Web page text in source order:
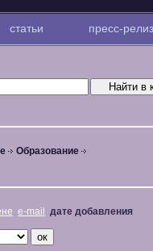
статьи пресс-
Образование
e-mail дате добавления